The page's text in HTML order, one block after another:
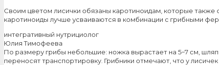
Своим цветом лисички обязаны каротиноидам, которые также
каротиноиды лучше усваиваются в комбинации с грибными
интегративный нутрициолог
Юлия Тимофеева
По размеру грибы небольшие: ножка вырастает на 5−7 см,
переносят транспортировку. Грибники отмечают, что у